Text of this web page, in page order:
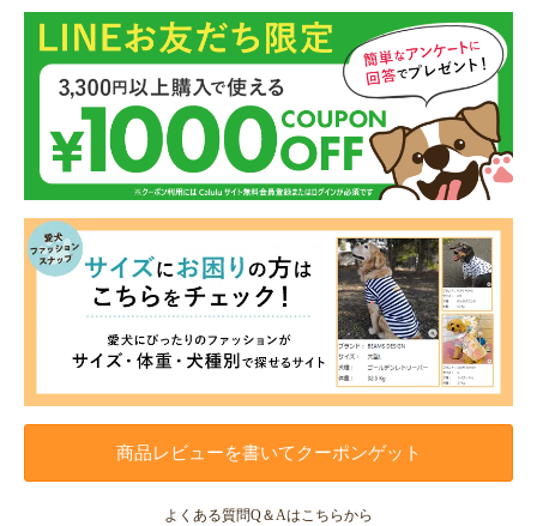
商品レビューを書いてクーポンゲット
よくある質問Q＆Aはこちらから